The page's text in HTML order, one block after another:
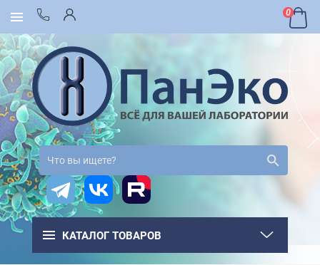
0
КАТАЛОГ ТОВАРОВ